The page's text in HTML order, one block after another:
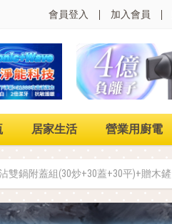
會員登入 加入會員
居家生活 營業用廚電
雙鍋附蓋組(30炒+30蓋+30平)+贈木鏟